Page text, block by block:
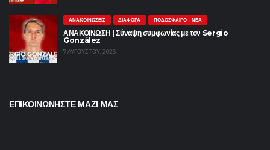
ΑΝΑΚΟΙΝΏΣΕΙΣ ΔΙΆΦΟΡΑ ΠΟΔΌΣΦΑΙΡΟ - ΝΈΑ
ΑΝΑΚΟΙΝΩΣΗ | Σύναψη συμφωνίας με τον Sergio
González
7 ΑΥΓΟΎΣΤΟΥ, 2026
ΕΠΙΚΟΙΝΩΝΗΣΤΕ ΜΑΖΙ ΜΑΣ